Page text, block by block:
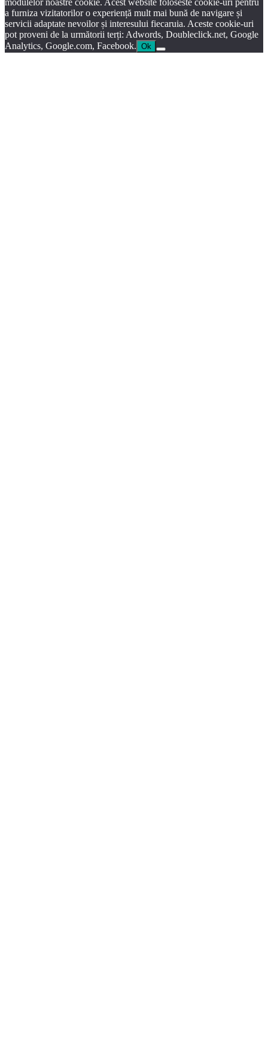
a furniza vizitatorilor o experiență mult mai bună de navigare și
servicii adaptate nevoilor și interesului fiecaruia. Aceste cookie-uri
pot proveni de la următorii terți: Adwords, Doubleclick.net, Google
Analytics, Google.com, Facebook. Ok